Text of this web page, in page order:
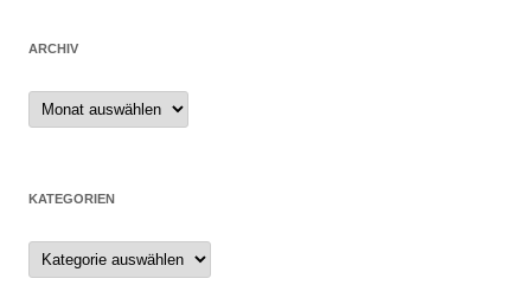
ARCHIV
Archiv
KATEGORIEN
Kategorien